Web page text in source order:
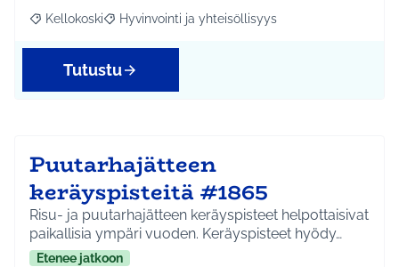
Rajaa tulokset aihepiirin mukaan: Kellokoski
Kellokoski Rajaa tulokset teeman mukaan: Hyvinvointi ja
Hyvinvointi ja yhteisöllisyys
Tutustu
Puutarhajätteen
keräyspisteitä #1865
Risu- ja puutarhajätteen keräyspisteet helpottaisivat
paikallisia ympäri vuoden. Keräyspisteet hyödy…
Etenee jatkoon